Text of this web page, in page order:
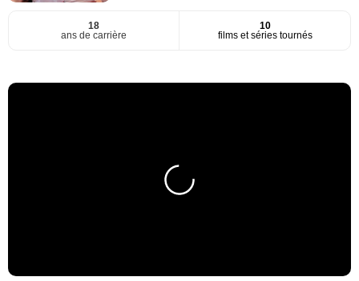
18
ans de carrière
10
films et séries tournés